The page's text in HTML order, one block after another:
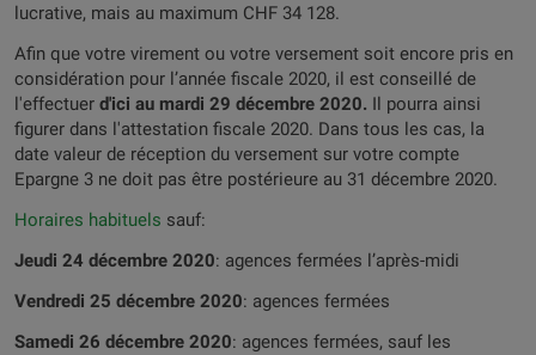
lucrative, mais au maximum CHF 34 128.
Afin que votre virement ou votre versement soit encore pris en
considération pour l’année fiscale 2020, il est conseillé de
l'effectuer d'ici au mardi 29 décembre 2020. Il pourra ainsi
figurer dans l'attestation fiscale 2020. Dans tous les cas, la
date valeur de réception du versement sur votre compte
Epargne 3 ne doit pas être postérieure au 31 décembre 2020.
Horaires habituels sauf:
Jeudi 24 décembre 2020: agences fermées l’après-midi
Vendredi 25 décembre 2020: agences fermées
Samedi 26 décembre 2020: agences fermées, sauf les